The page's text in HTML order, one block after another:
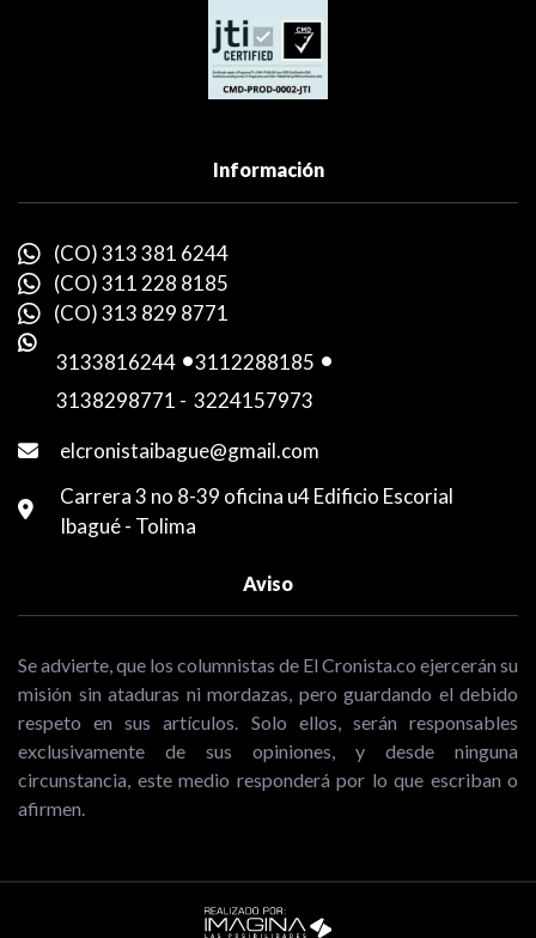
Información
(CO) 313 381 6244
(CO) 311 228 8185
(CO) 313 829 8771
3133816244 -3112288185 -
3138298771 - 3224157973
elcronistaibague@gmail.com
Carrera 3 no 8-39 oficina u4 Edificio Escorial
Ibagué - Tolima
Aviso
Se advierte, que los columnistas de El Cronista.co ejercerán su
misión sin ataduras ni mordazas, pero guardando el debido
respeto en sus artículos. Solo ellos, serán responsables
exclusivamente de sus opiniones, y desde ninguna
circunstancia, este medio responderá por lo que escriban o
afirmen.